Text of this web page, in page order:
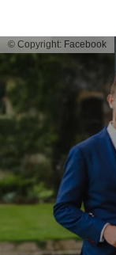
© Copyright: Facebook